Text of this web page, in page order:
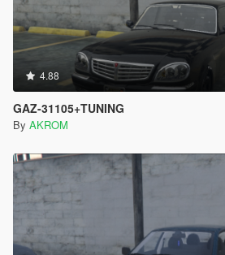
4.88
GAZ-31105+TUNING
By AKROM